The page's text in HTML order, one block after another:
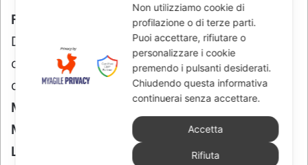
Non utilizziamo cookie di
profilazione o di terze parti.
Puoi accettare, rifiutare o
personalizzare i cookie
premendo i pulsanti desiderati.
Chiudendo questa informativa
continuerai senza accettare.
Accetta
Rifiuta